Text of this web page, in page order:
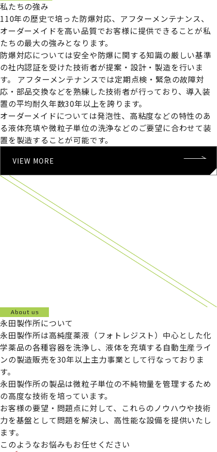
私たちの強み
110年の歴史で培った防爆対応、アフターメンテナンス、
オーダーメイドを高い品質でお客様に提供できることが私
たちの最大の強みとなります。
防爆対応については安全や防爆に関する知識の厳しい基準
の社内認証を受けた技術者が提案・設計・製造を行いま
す。
アフターメンテナンスでは定期点検・緊急の故障対
応・部品交換などを熟練した技術者が行っており、導入装
置の平均耐久年数30年以上を誇ります。
オーダーメイドについては発泡性、高粘度などの特性のあ
る液体充填や微粒子単位の洗浄などのご要望に合わせて装
置を製造することが可能です。
VIEW MORE
About us
永田製作所について
永田製作所は高純度薬液（フォトレジスト）中心とした化
学薬品の各種容器を洗浄し、液体を充填する自動生産ライ
ンの製造販売を30年以上主力事業として行なっておりま
す。
永田製作所の製品は微粒子単位の不純物量を管理するため
の高度な技術を培っています。
お客様の要望・問題点に対して、これらのノウハウや技術
力を基盤として問題を解決し、高性能な設備を提供いたし
ます。
このようなお悩みもお任せください